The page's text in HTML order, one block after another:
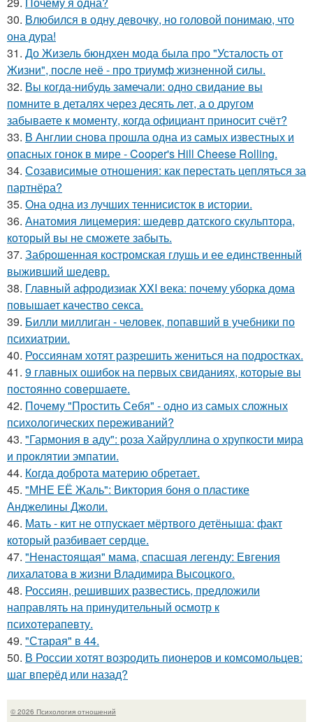
30. Влюбился в одну девочку, но головой понимаю, что
она дура!
31. До Жизель бюндхен мода была про "Усталость от
Жизни", после неё - про триумф жизненной силы.
32. Вы когда-нибудь замечали: одно свидание вы
помните в деталях через десять лет, а о другом
забываете к моменту, когда официант приносит счёт?
33. В Англии снова прошла одна из самых известных и
опасных гонок в мире - Cooper's Hill Cheese Rolling.
34. Созависимые отношения: как перестать цепляться за
партнёра?
35. Она одна из лучших теннисисток в истории.
36. Анатомия лицемерия: шедевр датского скульптора,
который вы не сможете забыть.
37. Заброшенная костромская глушь и ее единственный
выживший шедевр.
38. Главный афродизиак XXI века: почему уборка дома
повышает качество секса.
39. Билли миллиган - чeловек, попавший в учебники по
психиатрии.
40. Россиянам хотят разрешить жениться на подростках.
41. 9 главных ошибок на первых свиданиях, которые вы
постоянно совершаете.
42. Почему "Простить Себя" - одно из самых сложных
психологических переживаний?
43. "Гармония в аду": роза Хайруллина о хрупкости мира
и проклятии эмпатии.
44. Когда доброта материю обретает.
45. "МНЕ ЕЁ Жаль": Виктория боня о пластике
Анджелины Джоли.
46. Мать - кит не отпускает мёртвого детёныша: факт
который разбивает сердце.
47. "Ненастоящая" мама, спасшая легенду: Евгения
лихалатова в жизни Владимира Высоцкого.
48. Россиян, решивших развестись, предложили
направлять на принудительный осмотр к
психотерапевту.
49. "Старая" в 44.
50. В России хотят возродить пионеров и комсомольцев:
шаг вперёд или назад?
© 2026 Психология отношений